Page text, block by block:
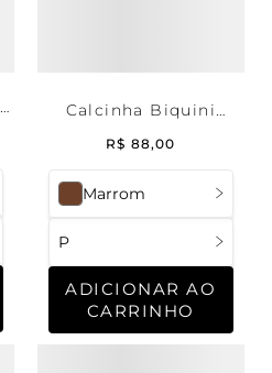
Marrom
P
ADICIONAR AO
CARRINHO
Calcinha Biquini
Renda Deep Brown
R$ 88,00